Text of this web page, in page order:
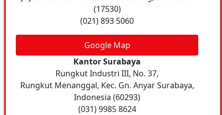
(17530)
(021) 893 5060
Google Map
Kantor Surabaya
Rungkut Industri III, No. 37,
Rungkut Menanggal, Kec. Gn. Anyar Surabaya,
Indonesia (60293)
(031) 9985 8624